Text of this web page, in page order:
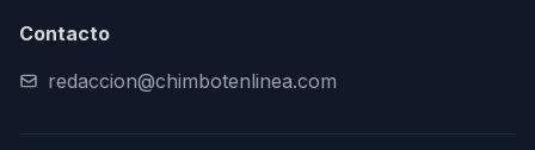
Contacto
redaccion@chimbotenlinea.com